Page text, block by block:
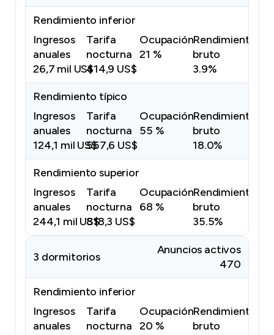
Rendimiento inferior
Ingresos
anuales
26,7 mil US$
Tarifa
nocturna
414,9 US$
Ocupación
21 %
Rendimiento
bruto
3.9%
Rendimiento típico
Ingresos
anuales
124,1 mil US$
Tarifa
nocturna
557,6 US$
Ocupación
55 %
Rendimiento
bruto
18.0%
Rendimiento superior
Ingresos
anuales
244,1 mil US$
Tarifa
nocturna
818,3 US$
Ocupación
68 %
Rendimiento
bruto
35.5%
3 dormitorios
Anuncios activos
470
Rendimiento inferior
Ingresos
anuales
Tarifa
nocturna
Ocupación
20 %
Rendimiento
bruto